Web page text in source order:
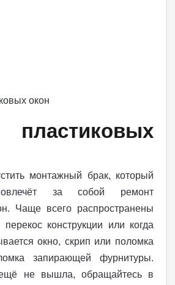
пластиковых
монтажный брак, который
за собой ремонт
Чаще всего распространены
конструкции или когда
окно, скрип или поломка
запирающей фурнитуры.
не вышла, обращайтесь в